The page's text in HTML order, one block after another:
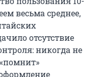
весьма среднее,
отсутствие
никогда не